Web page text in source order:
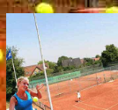
Zum
Inhalt
springen